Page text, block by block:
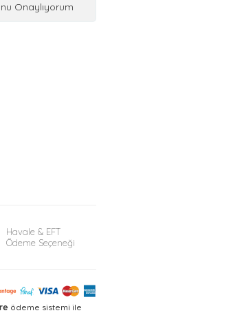
Onaylıyorum
Havale & EFT
Ödeme Seçeneği
ödeme sistemi ile